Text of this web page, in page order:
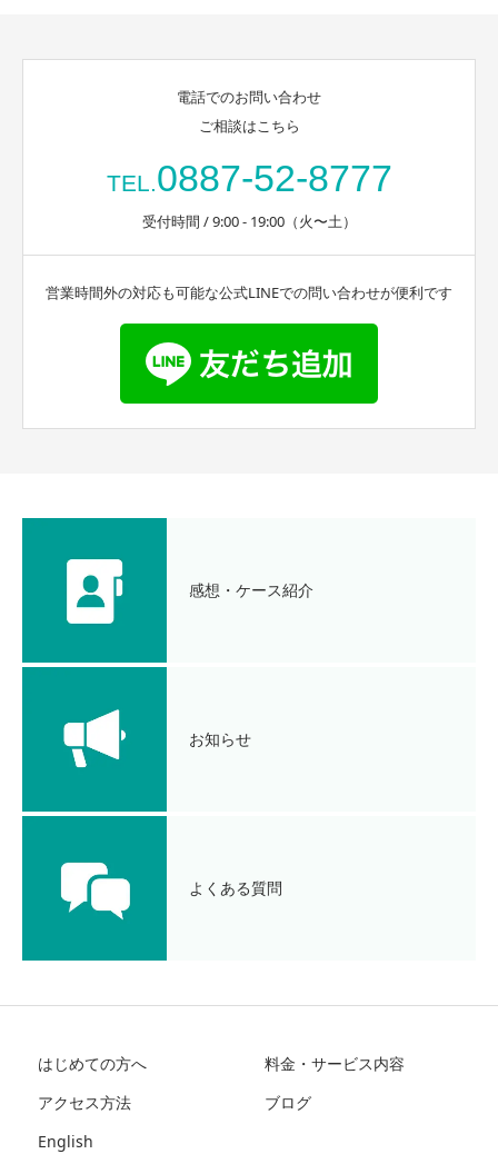
電話でのお問い合わせ
ご相談はこちら
TEL.0887-52-8777
受付時間 / 9:00 - 19:00（火〜土）
営業時間外の対応も可能な公式LINEでの問い合わせが便利です
感想・ケース紹介
お知らせ
よくある質問
はじめての方へ
料金・サービス内容
アクセス方法
ブログ
English